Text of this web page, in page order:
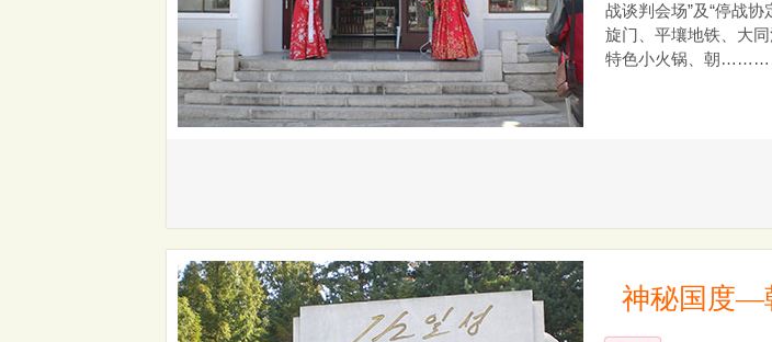
战谈判会场”及“停战
旋门、平壤地铁、大
特色小火锅、朝
神秘国度—